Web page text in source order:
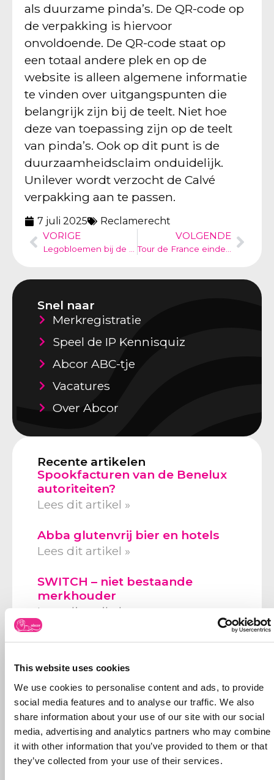
This website uses cookies
We use cookies to personalise content and ads, to provide
social media features and to analyse our traffic. We also
share information about your use of our site with our social
media, advertising and analytics partners who may combine
it with other information that you’ve provided to them or that
they’ve collected from your use of their services.
als duurzame pinda’s. De QR-code op
de verpakking is hiervoor
onvoldoende. De QR-code staat op
een totaal andere plek en op de
website is alleen algemene informatie
te vinden over uitgangspunten die
belangrijk zijn bij de teelt. Niet hoe
deze van toepassing zijn op de teelt
van pinda’s. Ook op dit punt is de
duurzaamheidsclaim onduidelijk.
Unilever wordt verzocht de Calvé
verpakking aan te passen.
7 juli 2025
Reclamerecht
VORIGE
Legobloemen bij de Wibra
VOLGENDE
Tour de France eindelijk van start
Snel naar
Merkregistratie
Speel de IP Kennisquiz
Abcor ABC-tje
Vacatures
Over Abcor
Recente artikelen
Spookfacturen van de Benelux
autoriteiten?
Lees dit artikel »
Abba glutenvrij bier en hotels
Lees dit artikel »
SWITCH – niet bestaande
merkhouder
Lees dit artikel »
Volg ons op
Neem contact op